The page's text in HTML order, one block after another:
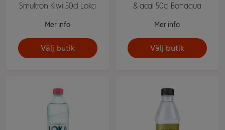
Smultron Kiwi 50cl Loka
Mer info
Välj butik
& acai 50cl Bonaqua
Mer info
Välj butik